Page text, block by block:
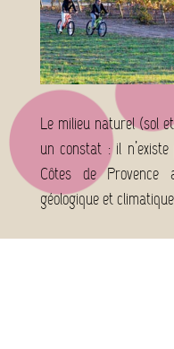
Le milieu naturel (sol
un constat : il
Côtes de Provence
géologique et